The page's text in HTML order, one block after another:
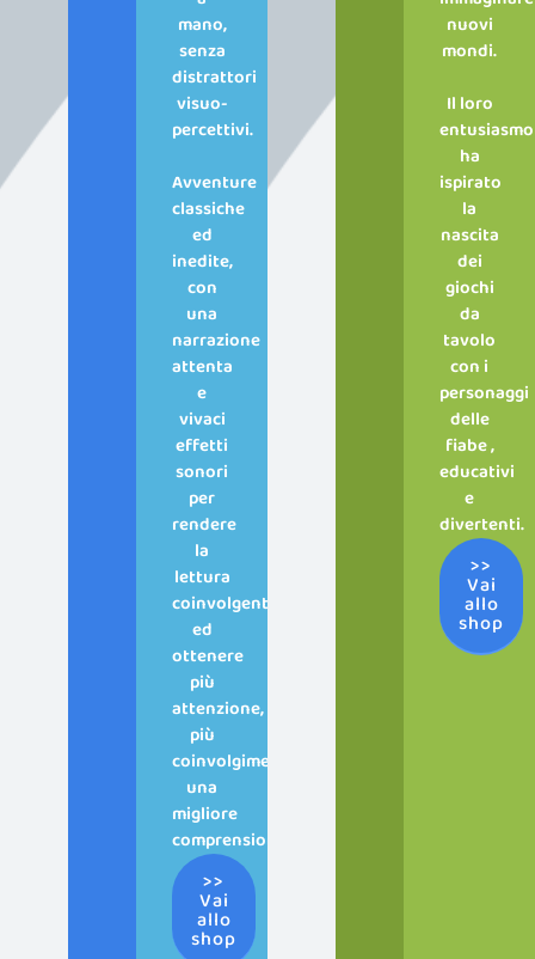
mano,
senza
distrattori
visuo-
percettivi.
Avventure
classiche
ed
inedite,
con
una
narrazione
attenta
e
vivaci
effetti
sonori
per
rendere
la
lettura
coinvolgente
ed
ottenere
più
attenzione,
più
coinvolgimento,
una
migliore
comprensione.
>>
Vai
allo
shop
nuovi
mondi.
Il loro
entusiasmo
ha
ispirato
la
nascita
dei
giochi
da
tavolo
con i
personaggi
delle
fiabe ,
educativi
e
divertenti.
>>
Vai
allo
shop